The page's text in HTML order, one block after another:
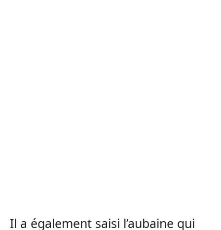
Il a également saisi l’aubaine qui